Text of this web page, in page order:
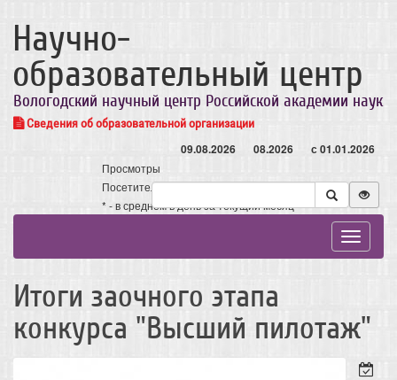
Научно-
образовательный центр
Вологодский научный центр Российской академии наук
Сведения об образовательной организации
09.08.2026 08.2026 с 01.01.2026
Просмотры
Посетители
* - в среднем в день за текущий месяц
Toggle
Итоги заочного этапа
конкурса "Высший пилотаж"